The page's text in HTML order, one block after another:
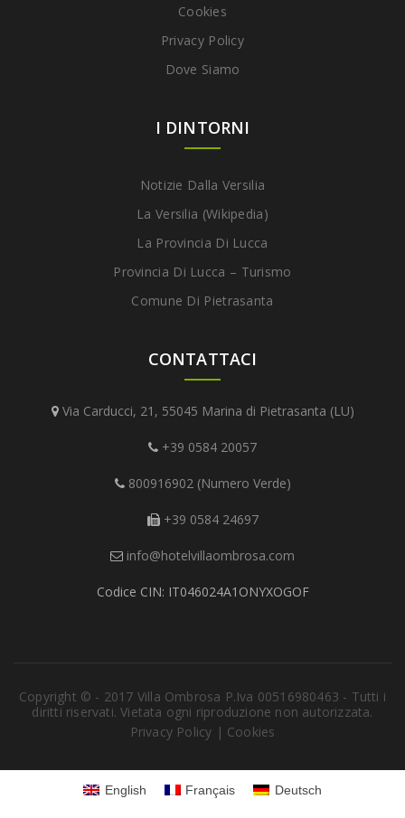
Cookies
Privacy Policy
Dove Siamo
I DINTORNI
Notizie Dalla Versilia
La Versilia (Wikipedia)
La Provincia Di Lucca
Provincia Di Lucca – Turismo
Comune Di Pietrasanta
CONTATTACI
Via Carducci, 21, 55045 Marina di Pietrasanta (LU)
+39 0584 20057
800916902 (Numero Verde)
+39 0584 24697
info@hotelvillaombrosa.com
Codice CIN: IT046024A1ONYXOGOF
Copyright © - 2017 Villa Ombrosa P.Iva 00516980463 - Tutti i
diritti riservati. Vietata ogni riproduzione non autorizzata.
Privacy Policy | Cookies
English Français Deutsch